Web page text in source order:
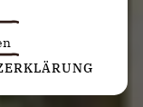
Diese